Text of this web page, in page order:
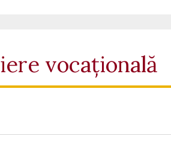
vocațională